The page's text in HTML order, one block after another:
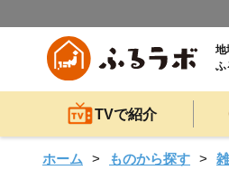
地
ふ
TVで紹介
ホーム ものから探す